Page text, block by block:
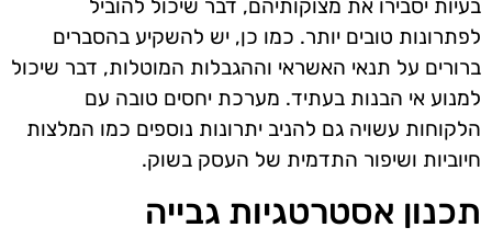
בעיות יסבירו את מצוקותיהם, דבר שיכול להוביל
לפתרונות טובים יותר. כמו כן, יש להשקיע בהסברים
ברורים על תנאי האשראי וההגבלות המוטלות, דבר שיכול
למנוע אי הבנות בעתיד. מערכת יחסים טובה עם
הלקוחות עשויה גם להניב יתרונות נוספים כמו המלצות
חיוביות ושיפור התדמית של העסק בשוק.
תכנון אסטרטגיות גבייה